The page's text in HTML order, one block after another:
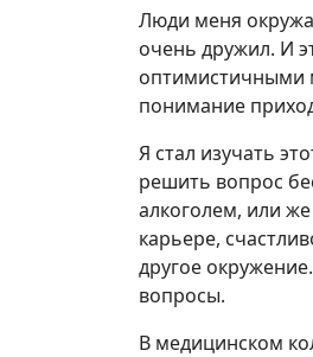
Люди меня
очень дружил. И
оптимистичными
понимание
Я стал изучать
решить вопрос
алкоголем, или
карьере,
другое
вопросы.
В медицинском